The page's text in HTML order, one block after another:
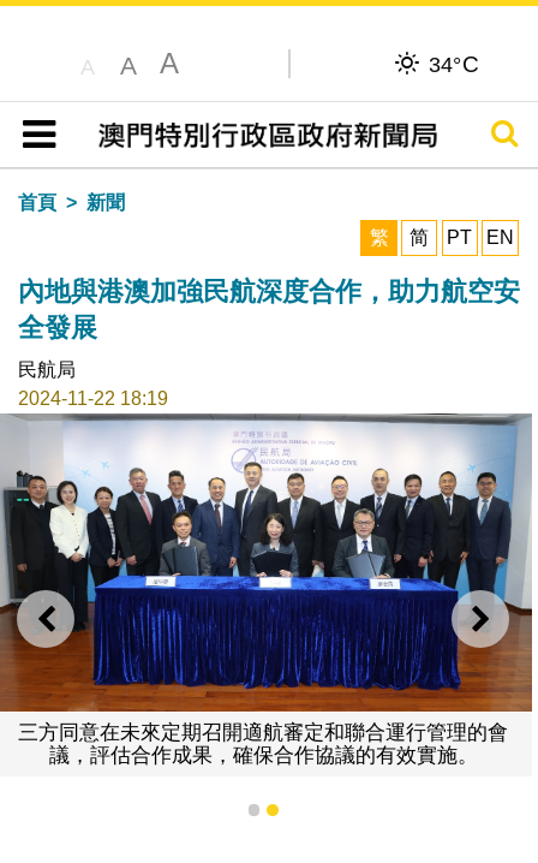
A A A 34°C
目錄
搜尋
首頁
新聞
繁
简 PT EN
內地與港澳加強民航深度合作，助力航空安
全發展
民航局
2024-11-22 18:19
上一則 下一
三方同意在未來定期召開適航審定和聯合運行管理的會
議，評估合作成果，確保合作協議的有效實施。
1 2